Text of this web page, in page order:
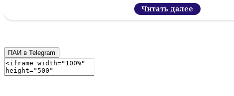
Читать далее
ПАИ в Telegram